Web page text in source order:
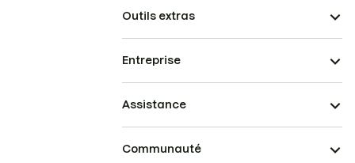
Outils extras
Entreprise
Assistance
Communauté